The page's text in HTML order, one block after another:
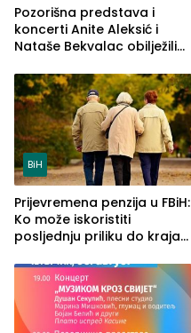
Pozorišna predstava i
koncerti Anite Aleksić i
Nataše Bekvalac obilježili
ljeta (FOTO)
BiH
Prijevremena penzija u FBiH:
Ko može iskoristiti
posljednju priliku do kraja